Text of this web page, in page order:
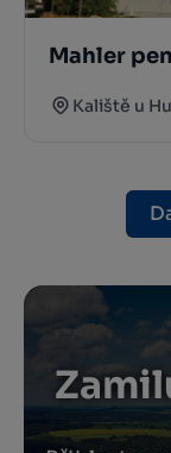
Mahler
Kaliště u